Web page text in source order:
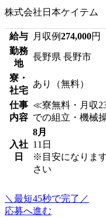
株式会社日本ケイテム
給与 月収例274,000円
勤務
地
長野県 長野市
寮・
社宅
あり（無料）
仕事
内容
≪寮無料・月収
での組立・機械
入社
日
8月
11日
※目安になりま
さい
＼最短45秒で完了／
応募へ進む